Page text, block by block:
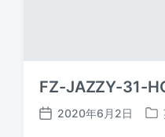
FZ-JAZZY-31-
发
2020年6月2日
发